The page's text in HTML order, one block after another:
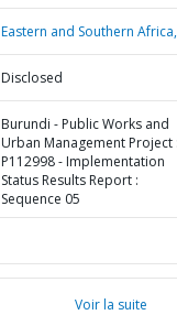
Eastern and Southern Africa,
Disclosed
Burundi - Public Works and
Urban Management Project :
P112998 - Implementation
Status Results Report :
Sequence 05
Voir la suite